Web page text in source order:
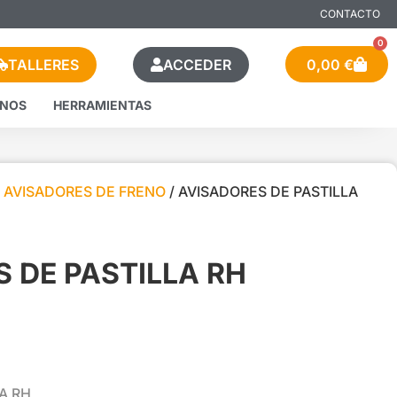
CONTACTO
TALLERES ACCEDER 0,00 €
0
HERRAMIENTAS
AVISADORES DE FRENO / AVISADORES DE PASTILLA
DE PASTILLA RH